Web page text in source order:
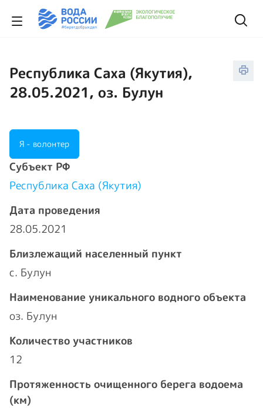
Республика Саха (Якутия),
28.05.2021, оз. Булун
Я - волонтер
Cубъект РФ
Республика Саха (Якутия)
Дата проведения
28.05.2021
Близлежащий населенный пункт
с. Булун
Наименование уникального водного объекта
оз. Булун
Количество участников
12
Протяженность очищенного берега водоема
(км)